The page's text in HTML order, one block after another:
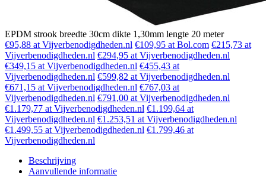
EPDM strook breedte 30cm dikte 1,30mm lengte 20 meter
€95,88 at Vijverbenodigdheden.nl €109,95 at Bol.com €215,73 at
Vijverbenodigdheden.nl €294,95 at Vijverbenodigdheden.nl
€349,15 at Vijverbenodigdheden.nl €455,43 at
Vijverbenodigdheden.nl €599,82 at Vijverbenodigdheden.nl
€671,15 at Vijverbenodigdheden.nl €767,03 at
Vijverbenodigdheden.nl €791,00 at Vijverbenodigdheden.nl
€1.179,77 at Vijverbenodigdheden.nl €1.199,64 at
Vijverbenodigdheden.nl €1.253,51 at Vijverbenodigdheden.nl
€1.499,55 at Vijverbenodigdheden.nl €1.799,46 at
Vijverbenodigdheden.nl
Beschrijving
Aanvullende informatie